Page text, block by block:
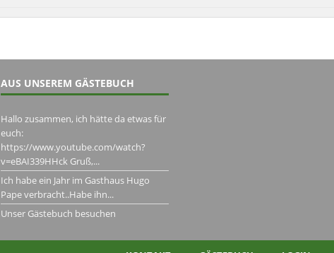
AUS UNSEREM GÄSTEBUCH
Hallo zusammen, ich hätte da etwas für
euch:
https://www.youtube.com/watch?
v=eBAI339HHck Gruß,...
Ich habe ein Jahr im Gasthaus Hugo
Pape verbracht..Habe ihn...
Unser Gästebuch besuchen